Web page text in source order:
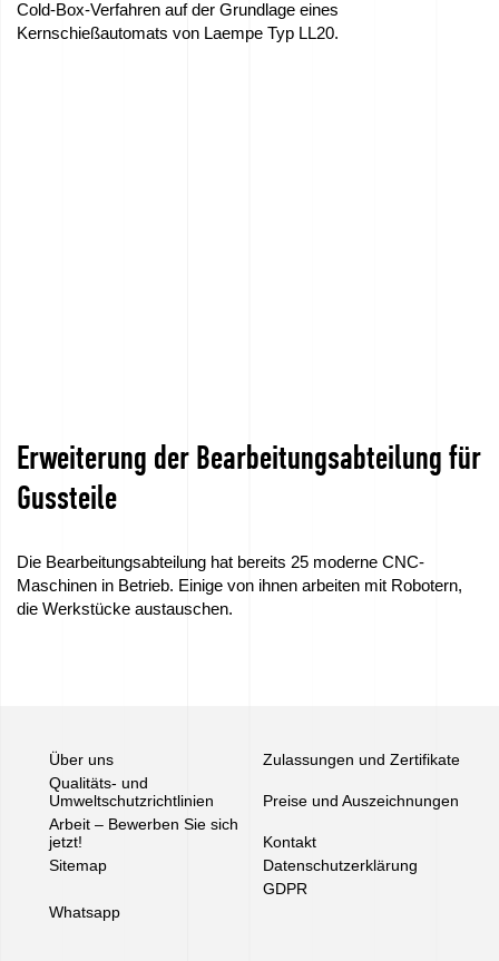
Cold-Box-Verfahren auf der Grundlage eines
Kernschießautomats von Laempe Typ LL20.
Erweiterung der Bearbeitungsabteilung für
Gussteile
Die Bearbeitungsabteilung hat bereits 25 moderne CNC-
Maschinen in Betrieb. Einige von ihnen arbeiten mit Robotern,
die Werkstücke austauschen.
Über uns
Zulassungen und Zertifikate
Qualitäts- und
Umweltschutzrichtlinien
Preise und Auszeichnungen
Arbeit – Bewerben Sie sich
jetzt!
Kontakt
Sitemap
Datenschutzerklärung
GDPR
Whatsapp